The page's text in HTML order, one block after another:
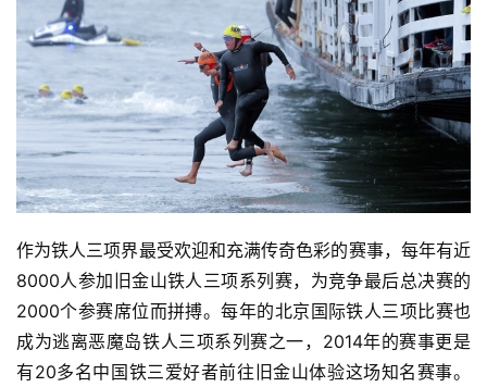
比
赛
作为铁人三项界最受欢迎和充满传奇色彩的赛事，每年有近
8000人参加旧金山铁人三项系列赛，为竞争最后总决赛的
2000个参赛席位而拼搏。每年的北京国际铁人三项比赛也
成为逃离恶魔岛铁人三项系列赛之一，2014年的赛事更是
有20多名中国铁三爱好者前往旧金山体验这场知名赛事。